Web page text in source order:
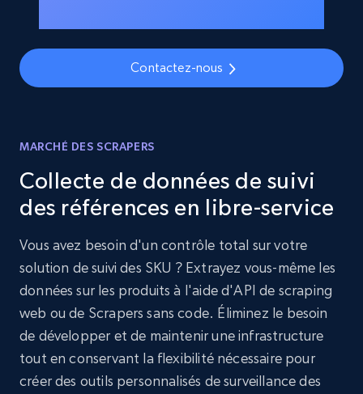
Contactez-nous
MARCHÉ DES SCRAPERS
Collecte de données de suivi
des références en libre-service
Vous avez besoin d'un contrôle total sur votre
solution de suivi des SKU ? Extrayez vous-même les
données sur les produits à l'aide d'API de scraping
web ou de Scrapers sans code. Éliminez le besoin
de développer et de maintenir une infrastructure
tout en conservant la flexibilité nécessaire pour
créer des outils personnalisés de surveillance des